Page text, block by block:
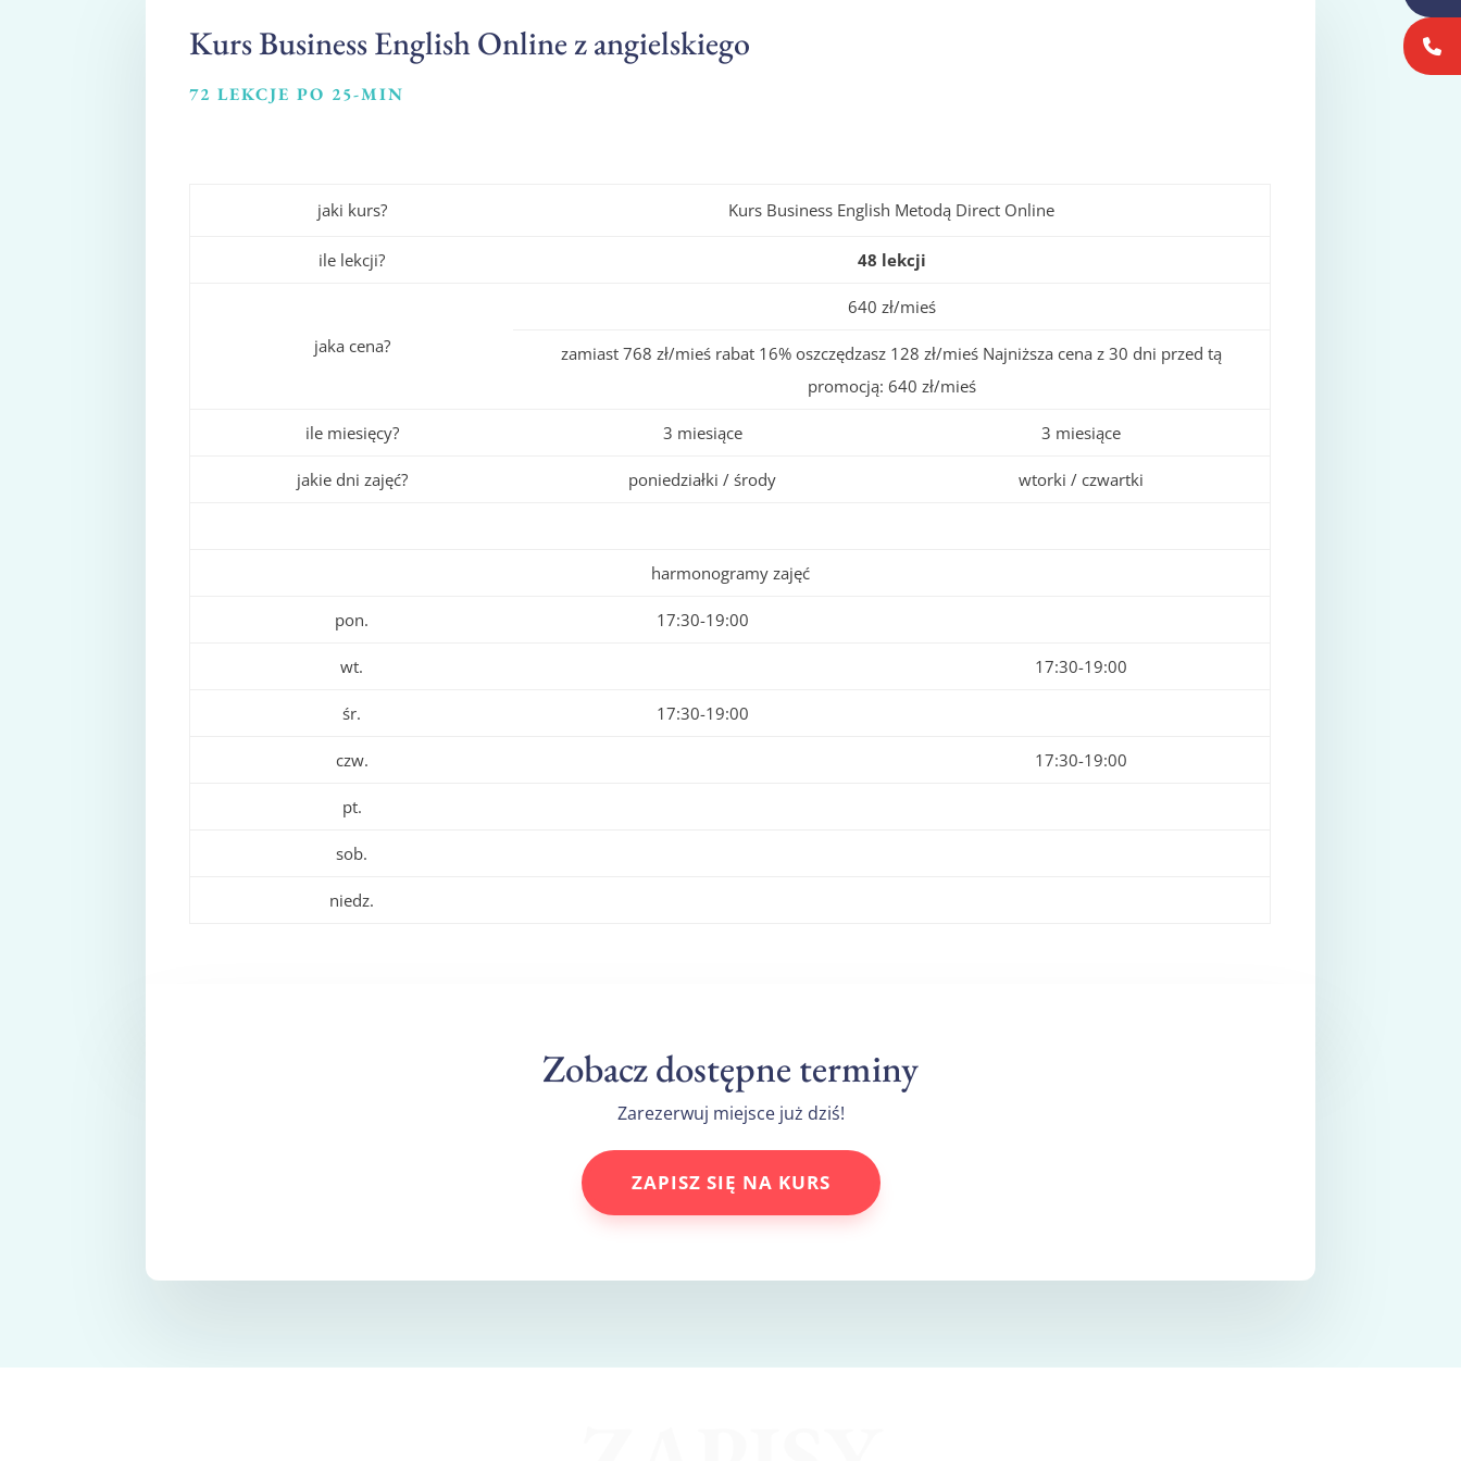
Kurs Business English Online z angielskiego
72 LEKCJE PO 25-MIN
jaki kurs? Kurs Business English Metodą Direct Online
ile lekcji? 48 lekcji
jaka cena?
640 zł/mieś
zamiast 768 zł/mieś rabat 16% oszczędzasz 128 zł/mieś Najniższa cena z 30 dni przed tą
promocją: 640 zł/mieś
ile miesięcy? 3 miesiące 3 miesiące
jakie dni zajęć? poniedziałki / środy wtorki / czwartki
harmonogramy zajęć
pon. 17:30-19:00
wt. 17:30-19:00
śr. 17:30-19:00
czw. 17:30-19:00
pt.
sob.
niedz.
Zobacz dostępne terminy
Zarezerwuj miejsce już dziś!
ZAPISZ SIĘ NA KURS